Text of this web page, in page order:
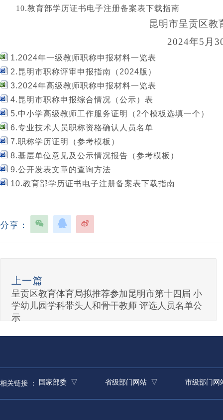
10.教育部学历证书电子注册备案表下载指南
昆明市呈贡区教
2024年5 月 3
1.2024年一级教师职称申报材料一览表
2.昆明市职称评审申报指南（2024版）
3.2024年高级教师职称申报材料一览表
4.昆明市职称申报综合情况（公示）表
5.中小学高级教师工作服务证明（2个模板选填一个）
6.专业技术人员职称资格确认人员名单
7.职称学历证明（参考模板）
8.基层单位意见及公示情况报告（参考模板）
9.公开发表文章的查询方法
10.教育部学历证书电子注册备案表下载指南
分享：
上一篇
呈贡区教育体育局拟推荐参加昆明市第十四届 小
学幼儿园学科带头人和骨干教师 评选人员名单公
示
相关链接 ： 国家部委 ▽ 省级部门网站 ▽ 市级部门